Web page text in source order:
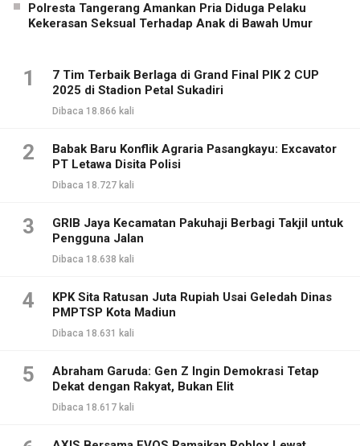
Polresta Tangerang Amankan Pria Diduga Pelaku
Kekerasan Seksual Terhadap Anak di Bawah Umur
1
7 Tim Terbaik Berlaga di Grand Final PIK 2 CUP
2025 di Stadion Petal Sukadiri
Dibaca 18.866 kali
2
Babak Baru Konflik Agraria Pasangkayu: Excavator
PT Letawa Disita Polisi
Dibaca 18.727 kali
3
GRIB Jaya Kecamatan Pakuhaji Berbagi Takjil untuk
Pengguna Jalan
Dibaca 18.638 kali
4
KPK Sita Ratusan Juta Rupiah Usai Geledah Dinas
PMPTSP Kota Madiun
Dibaca 18.631 kali
5
Abraham Garuda: Gen Z Ingin Demokrasi Tetap
Dekat dengan Rakyat, Bukan Elit
Dibaca 18.617 kali